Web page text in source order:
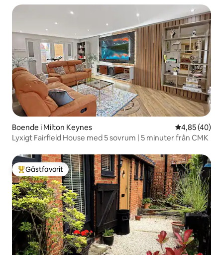
Boende i Milton Keynes 4,85 av 5 i
4,85 (40)
Lyxigt Fairfield House med 5 sovrum | 5 minuter från CMK
Populär gästfavorit
Gästfavorit